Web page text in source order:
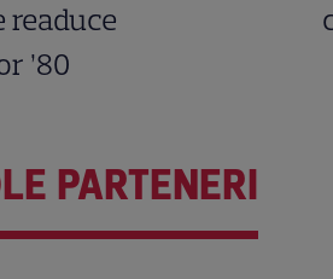
readuce
’80
PARTENERI